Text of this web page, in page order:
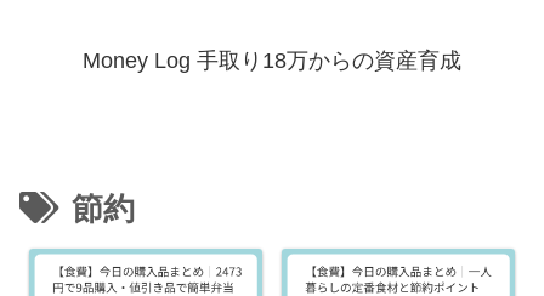
Money Log 手取り18万からの資産育成
節約